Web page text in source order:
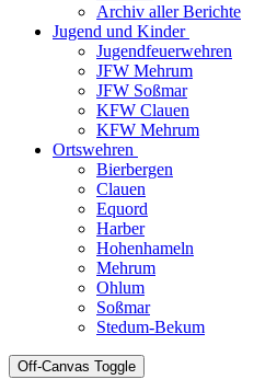
Archiv aller Berichte
Jugend und Kinder
Jugendfeuerwehren
JFW Mehrum
JFW Soßmar
KFW Clauen
KFW Mehrum
Ortswehren
Bierbergen
Clauen
Equord
Harber
Hohenhameln
Mehrum
Ohlum
Soßmar
Stedum-Bekum
Off-Canvas Toggle